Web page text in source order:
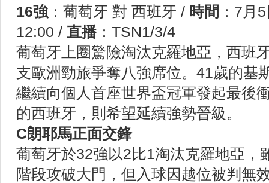
16強 ：葡萄牙 對 西班牙 / 時間 ：7月
12:00 / 直播：TSN1/3/4
葡萄牙上圈驚險淘汰克羅地亞，西班
支歐洲勁旅爭奪八強席位。41歲的基
繼續向個人首座世界盃冠軍發起最後
的西班牙，則希望延續強勢晉級。
C朗耶馬正面交鋒
葡萄牙於32強以2比1淘汰克羅地亞，
階段攻破大門，但入球因越位被判無